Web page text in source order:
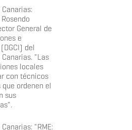
General de
e
del
"Las
locales
con técnicos
ordenen el
sus
"RME: